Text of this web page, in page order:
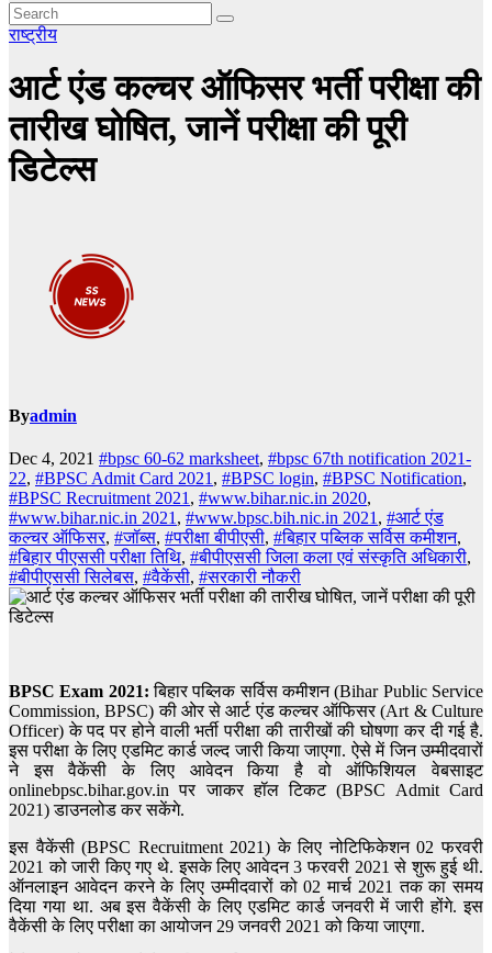
राष्ट्रीय
आर्ट एंड कल्चर ऑफिसर भर्ती परीक्षा की
तारीख घोषित, जानें परीक्षा की पूरी
डिटेल्स
Byadmin
Dec 4, 2021 #bpsc 60-62 marksheet, #bpsc 67th notification 2021-
22, #BPSC Admit Card 2021, #BPSC login, #BPSC Notification,
#BPSC Recruitment 2021, #www.bihar.nic.in 2020,
#www.bihar.nic.in 2021, #www.bpsc.bih.nic.in 2021, #आर्ट एंड
कल्चर ऑफिसर, #जॉब्स, #परीक्षा बीपीएसी, #बिहार पब्लिक सर्विस कमीशन,
#बिहार पीएससी परीक्षा तिथि, #बीपीएससी जिला कला एवं संस्कृति अधिकारी,
#बीपीएससी सिलेबस, #वैकेंसी, #सरकारी नौकरी
BPSC Exam 2021: बिहार पब्लिक सर्विस कमीशन (Bihar Public Service
Commission, BPSC) की ओर से आर्ट एंड कल्चर ऑफिसर (Art & Culture
Officer) के पद पर होने वाली भर्ती परीक्षा की तारीखों की घोषणा कर दी गई है.
इस परीक्षा के लिए एडमिट कार्ड जल्द जारी किया जाएगा. ऐसे में जिन उम्मीदवारों
ने इस वैकेंसी के लिए आवेदन किया है वो ऑफिशियल वेबसाइट
onlinebpsc.bihar.gov.in पर जाकर हॉल टिकट (BPSC Admit Card
2021) डाउनलोड कर सकेंगे.
इस वैकेंसी (BPSC Recruitment 2021) के लिए नोटिफिकेशन 02 फरवरी
2021 को जारी किए गए थे. इसके लिए आवेदन 3 फरवरी 2021 से शुरू हुई थी.
ऑनलाइन आवेदन करने के लिए उम्मीदवारों को 02 मार्च 2021 तक का समय
दिया गया था. अब इस वैकेंसी के लिए एडमिट कार्ड जनवरी में जारी होंगे. इस
वैकेंसी के लिए परीक्षा का आयोजन 29 जनवरी 2021 को किया जाएगा.